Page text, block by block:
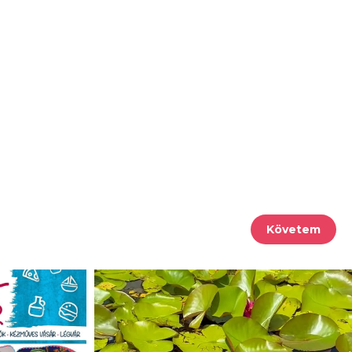
Követem